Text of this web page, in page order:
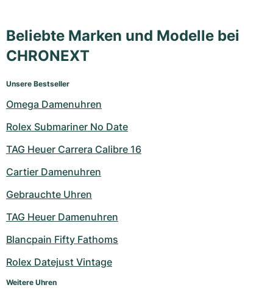
Beliebte Marken und Modelle bei
CHRONEXT
Unsere Bestseller
Omega Damenuhren
Rolex Submariner No Date
TAG Heuer Carrera Calibre 16
Cartier Damenuhren
Gebrauchte Uhren
TAG Heuer Damenuhren
Blancpain Fifty Fathoms
Rolex Datejust Vintage
Weitere Uhren